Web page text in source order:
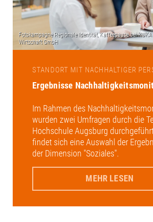
STANDORT MIT NACHHALTIGER
Ergebnisse
Im Rahmen des
wurden zwei Umfragen durch die
Hochschule Augsburg
findet sich eine Auswahl der
der Dimension "Soziales".
MEHR LESEN